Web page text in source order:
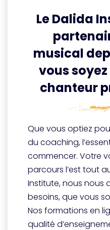
Le Dalida
musical
vous
chanteur
Que vous optiez
du coaching,
commencer. Votre
parcours l’est tout
Institute, nous nous
besoins, que vous
Nos formations en
qualité